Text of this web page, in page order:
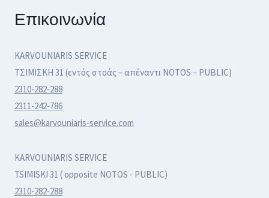
Επικοινωνία
KARVOUNIARIS SERVICE
ΤΣΙΜΙΣΚΗ 31 (εντός στοάς – απέναντι NOTOS – PUBLIC)
2310-282-288
2311-242-786
sales@karvouniaris-service.com
KARVOUNIARIS SERVICE
TSIMISKI 31 ( opposite NOTOS - PUBLIC)
2310-282-288